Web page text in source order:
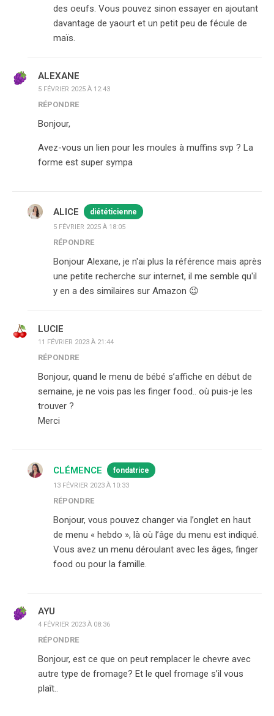
des oeufs. Vous pouvez sinon essayer en ajoutant
davantage de yaourt et un petit peu de fécule de
maïs.
ALEXANE
5 FÉVRIER 2025 À 12:43
RÉPONDRE
Bonjour,
Avez-vous un lien pour les moules à muffins svp ? La
forme est super sympa
ALICE diététicienne
5 FÉVRIER 2025 À 18:05
RÉPONDRE
Bonjour Alexane, je n'ai plus la référence mais après
une petite recherche sur internet, il me semble qu'il
y en a des similaires sur Amazon 😉
LUCIE
11 FÉVRIER 2023 À 21:44
RÉPONDRE
Bonjour, quand le menu de bébé s’affiche en début de
semaine, je ne vois pas les finger food.. où puis-je les
trouver ?
Merci
CLÉMENCE fondatrice
13 FÉVRIER 2023 À 10:33
RÉPONDRE
Bonjour, vous pouvez changer via l’onglet en haut
de menu « hebdo », là où l’âge du menu est indiqué.
Vous avez un menu déroulant avec les âges, finger
food ou pour la famille.
AYU
4 FÉVRIER 2023 À 08:36
RÉPONDRE
Bonjour, est ce que on peut remplacer le chevre avec
autre type de fromage? Et le quel fromage s’il vous
plaît..